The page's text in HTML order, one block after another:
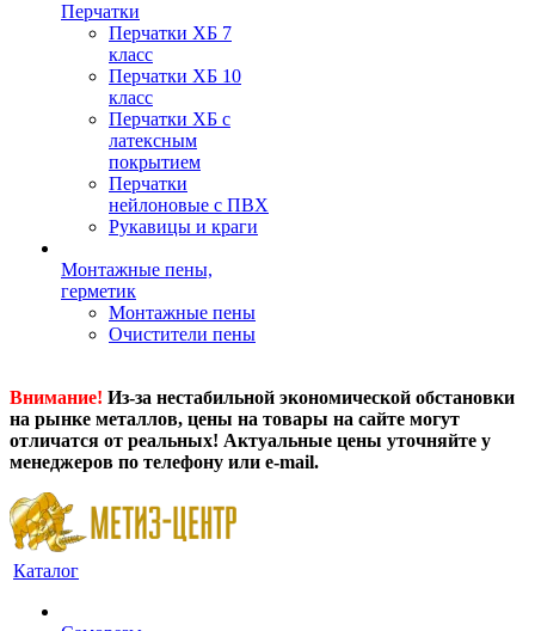
Перчатки
Перчатки ХБ 7
класс
Перчатки ХБ 10
класс
Перчатки ХБ с
латексным
покрытием
Перчатки
нейлоновые с ПВХ
Рукавицы и краги
Монтажные пены,
герметик
Монтажные пены
Очистители пены
Внимание! Из-за нестабильной экономической обстановки
на рынке металлов, цены на товары на сайте могут
отличатся от реальных! Актуальные цены уточняйте у
менеджеров по телефону или e-mail.
Каталог